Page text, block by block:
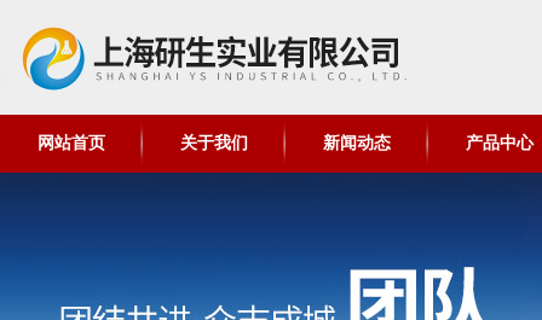
网站首页 关于我们 新闻动态 产品中心